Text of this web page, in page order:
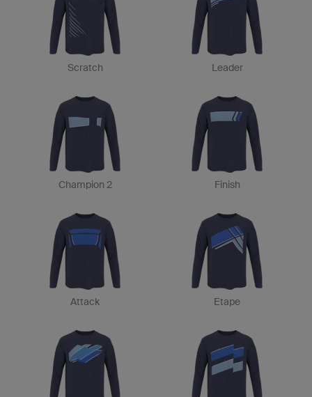
Scratch Leader
Champion 2 Finish
Attack Etape